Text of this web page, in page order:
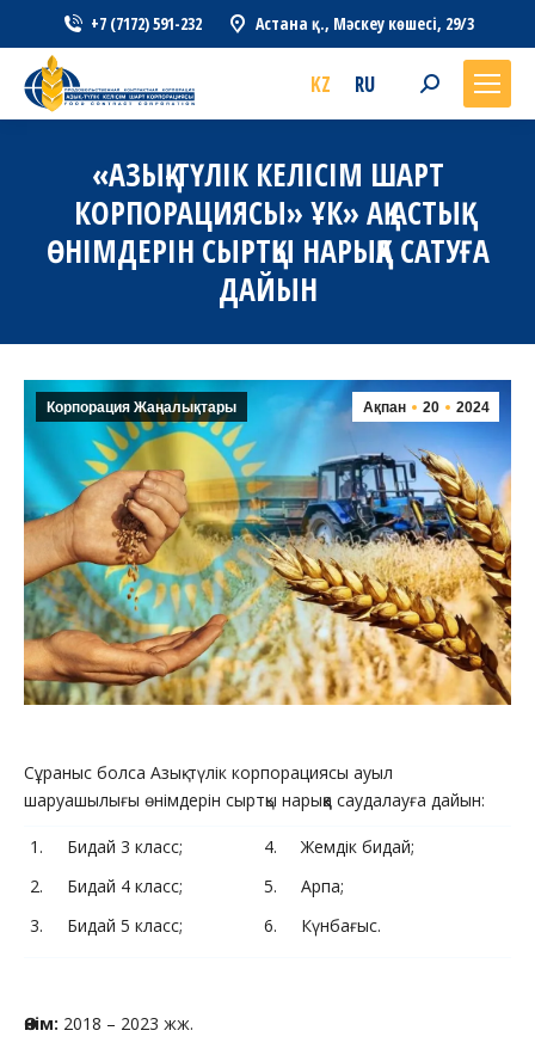
+7 (7172) 591-232 Астана қ., Мәскеу көшесі, 29/3
KZ RU Search:
«АЗЫҚ-ТҮЛІК КЕЛІСІМ ШАРТ
КОРПОРАЦИЯСЫ» ҰК» АҚ АСТЫҚ
ӨНІМДЕРІН СЫРТҚЫ НАРЫҚҚА САТУҒА
ДАЙЫН
Ақпан 20 2024
Корпорация Жаңалықтары
Сұраныс болса Азық-түлік корпорациясы ауыл
шаруашылығы өнімдерін сыртқы нарыққа саудалауға дайын:
1. Бидай 3 класс;
2. Бидай 4 класс;
3. Бидай 5 класс;
4. Жемдік бидай;
5. Арпа;
6. Күнбағыс.
Өнім: 2018 – 2023 жж.